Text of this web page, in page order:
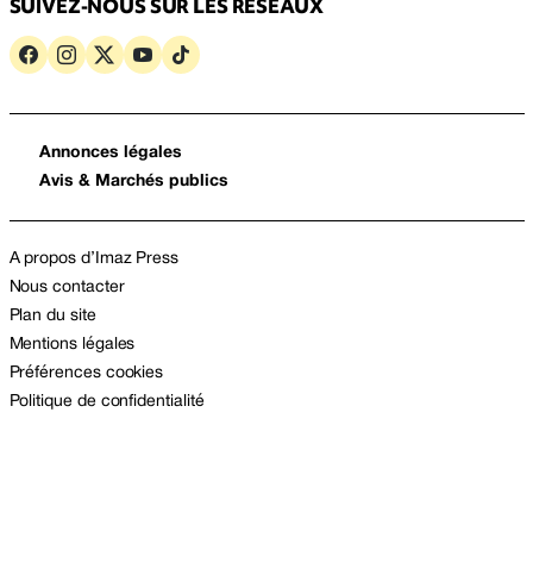
SUIVEZ-NOUS SUR LES RÉSEAUX
Annonces légales
Avis & Marchés publics
A propos d’Imaz Press
Nous contacter
Plan du site
Mentions légales
Préférences cookies
Politique de confidentialité